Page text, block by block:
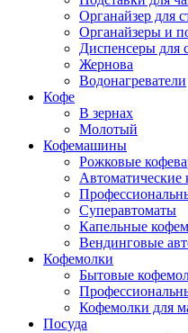
Органайзер для
Органайзеры и
Диспенсеры для
Жернова
Водонагреватели
Кофе
В зернах
Молотый
Кофемашины
Рожковые
Суперавтоматы
Капельные
Вендинговые
Кофемолки
Бытовые
Кофемолки для
Посуда